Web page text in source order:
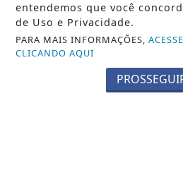
entendemos que você
de Uso e Privacidade.
PARA MAIS INFORMAÇÕES,
CLICANDO AQUI